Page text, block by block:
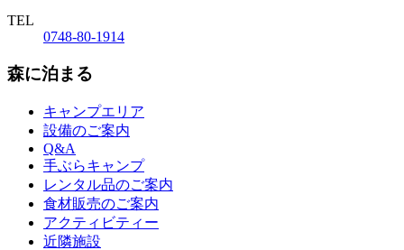
TEL
0748-80-1914
森に泊まる
キャンプエリア
設備のご案内
Q&A
手ぶらキャンプ
レンタル品のご案内
食材販売のご案内
アクティビティー
近隣施設